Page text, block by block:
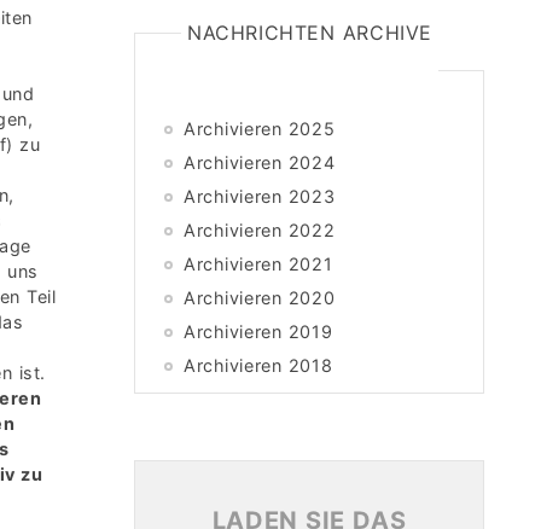
zu
uns
Teil
ist.
zu
NACHRICHTEN ARCHIVE
Archivieren 2025
Archivieren 2024
Archivieren 2023
Archivieren 2022
Archivieren 2021
Archivieren 2020
Archivieren 2019
Archivieren 2018
Archivieren 2017
Archivieren 2015
LADEN SIE DAS